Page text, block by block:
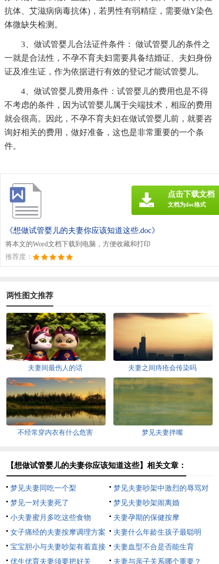
抗体、艾滋病病毒抗体)，若男性有弱精症，需要做Y染色
体微缺失检测。
3、做试管婴儿合法证件条件： 做试管婴儿的条件之
一就是合法性，不孕不育夫妇需要具备结婚证、夫妇身份
证及准生证，作为依据进行有效的登记才能试管婴儿。
4、做试管婴儿费用条件：试管婴儿的费用也是不得
不考虑的条件，因为试管婴儿属于尖端技术，相应的费用
就会很高。因此，不孕不育夫妇在做试管婴儿前，就要咨
询好相关的费用，做好准备，这也是非常重要的一个条
件。
《想做试管婴儿的夫妻你应该知道这些.doc》
将本文的Word文档下载到电脑，方便收藏和打印
推荐度：
点击下载文档
文档为doc格式
两性图文推荐
夫妻间最伤人的话 夫妻之间痔疮会传染吗
不经常穿内衣有什么危害 梦见夫妻拌嘴
【想做试管婴儿的夫妻你应该知道这些】相关文章：
梦见夫妻同吃一个梨
梦见夫妻吵架中激烈的辱骂对
方
梦见一对夫妻死了
梦见夫妻吵架闹离婚
小夫妻蜜月多吃这些食物
夫妻孕期的保健按摩
女子痛经的夫妻按摩调理方案
夫妻什么年龄生孩子最聪明
宝宝胆小与夫妻吵架有着直接
的关系
夫妻血型不合是否能生育
优生优育夫妻须要把好关
夫妻与亲子关系哪个重要？